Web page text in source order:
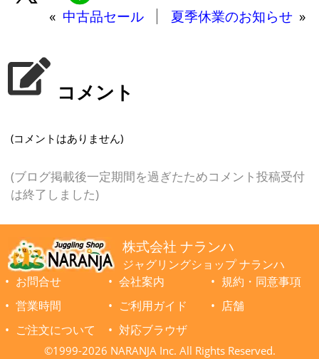
« 中古品セール 夏季休業のお知らせ »
コメント
(コメントはありません)
(ブログ掲載後一定期間を過ぎたためコメント投稿受付
は終了しました)
株式会社 ナランハ
ジャグリングショップ ナランハ
お問合せ
会社案内
規約・同意事項
営業時間
ご利用ガイド
店舗
ご注文について
対応ブラウザ
©1999-2026 NARANJA Inc. All Rights Reserved.